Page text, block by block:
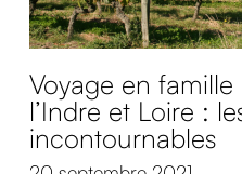
Voyage en
l’Indre et Loire :
incontournables